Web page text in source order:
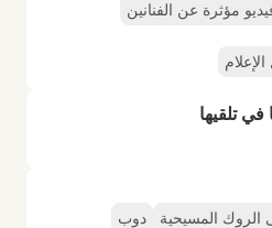
مؤثرة عن الفنانين
تلقيها
الروك المسيحية
دوب